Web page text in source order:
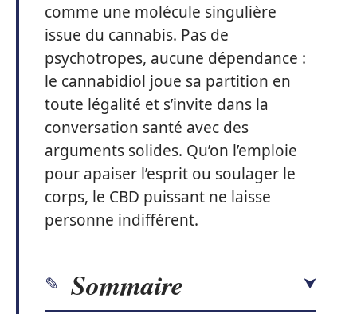
comme une molécule singulière
issue du cannabis. Pas de
psychotropes, aucune dépendance :
le cannabidiol joue sa partition en
toute légalité et s’invite dans la
conversation santé avec des
arguments solides. Qu’on l’emploie
pour apaiser l’esprit ou soulager le
corps, le CBD puissant ne laisse
personne indifférent.
Sommaire